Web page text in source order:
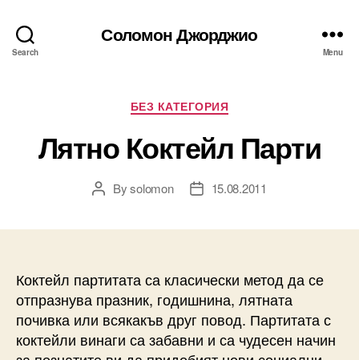
Search
Соломон Джорджио
Menu
Categories
БЕЗ КАТЕГОРИЯ
Лятно Коктейл Парти
PostBysolomon
Post15.08.2011
Коктейл партитата са класически метод да се
отпразнува празник, годишнина, лятната
почивка или всякакъв друг повод. Партитата с
коктейли винаги са забавни и са чудесен начин